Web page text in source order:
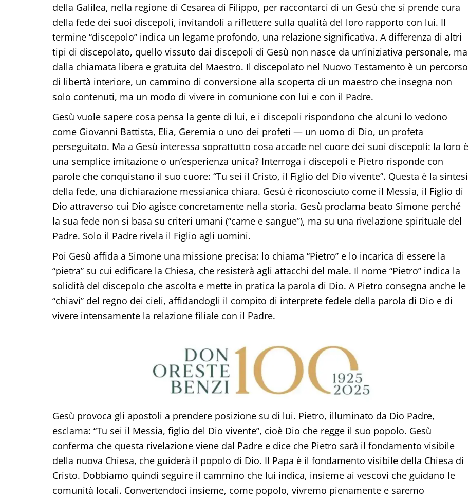
della Galilea, nella regione di Cesarea di Filippo, per raccontarci di un Gesù che si prende cura
della fede dei suoi discepoli, invitandoli a riflettere sulla qualità del loro rapporto con lui. Il
termine “discepolo” indica un legame profondo, una relazione significativa. A differenza di altri
tipi di discepolato, quello vissuto dai discepoli di Gesù non nasce da un’iniziativa personale, ma
dalla chiamata libera e gratuita del Maestro. Il discepolato nel Nuovo Testamento è un percorso
di libertà interiore, un cammino di conversione alla scoperta di un maestro che insegna non
solo contenuti, ma un modo di vivere in comunione con lui e con il Padre.
Gesù vuole sapere cosa pensa la gente di lui, e i discepoli rispondono che alcuni lo vedono
come Giovanni Battista, Elia, Geremia o uno dei profeti — un uomo di Dio, un profeta
perseguitato. Ma a Gesù interessa soprattutto cosa accade nel cuore dei suoi discepoli: la loro è
una semplice imitazione o un’esperienza unica? Interroga i discepoli e Pietro risponde con
parole che conquistano il suo cuore: “Tu sei il Cristo, il Figlio del Dio vivente”. Questa è la sintesi
della fede, una dichiarazione messianica chiara. Gesù è riconosciuto come il Messia, il Figlio di
Dio attraverso cui Dio agisce concretamente nella storia. Gesù proclama beato Simone perché
la sua fede non si basa su criteri umani (“carne e sangue”), ma su una rivelazione spirituale del
Padre. Solo il Padre rivela il Figlio agli uomini.
Poi Gesù affida a Simone una missione precisa: lo chiama “Pietro” e lo incarica di essere la
“pietra” su cui edificare la Chiesa, che resisterà agli attacchi del male. Il nome “Pietro” indica la
solidità del discepolo che ascolta e mette in pratica la parola di Dio. A Pietro consegna anche le
“chiavi” del regno dei cieli, affidandogli il compito di interprete fedele della parola di Dio e di
vivere intensamente la relazione filiale con il Padre.
Gesù provoca gli apostoli a prendere posizione su di lui. Pietro, illuminato da Dio Padre,
esclama: “Tu sei il Messia, figlio del Dio vivente”, cioè Dio che regge il suo popolo. Gesù
conferma che questa rivelazione viene dal Padre e dice che Pietro sarà il fondamento visibile
della nuova Chiesa, che guiderà il popolo di Dio. Il Papa è il fondamento visibile della Chiesa di
Cristo. Dobbiamo quindi seguire il cammino che lui indica, insieme ai vescovi che guidano le
comunità locali. Convertendoci insieme, come popolo, vivremo pienamente e saremo